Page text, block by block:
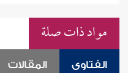
مواد ذات صلة
الفتاوى المقالات